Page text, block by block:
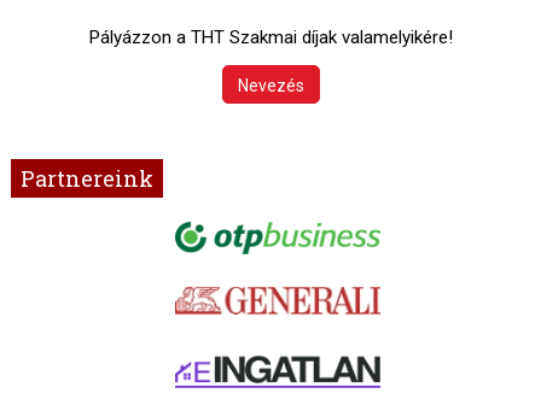
Pályázzon a THT Szakmai díjak valamelyikére!
Nevezés
Partnereink